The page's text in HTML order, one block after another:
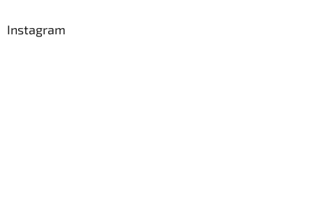
Instagram